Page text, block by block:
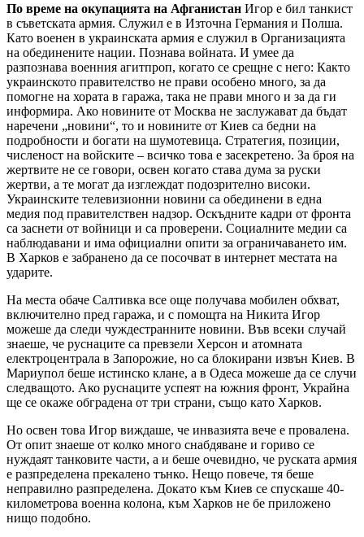
По време на окупацията на Афганистан Игор е бил танкист
в съветската армия. Служил е в Източна Германия и Полша.
Като военен в украинската армия е служил в Организацията
на обединените нации. Познава войната. И умее да
разпознава военния агитпроп, когато се срещне с него: Както
украинското правителство не прави особено много, за да
помогне на хората в гаража, така не прави много и за да ги
информира. Ако новините от Москва не заслужават да бъдат
наречени „новини“, то и новините от Киев са бедни на
подробности и богати на шумотевица. Стратегия, позиции,
численост на войските – всичко това е засекретено. За броя на
жертвите не се говори, освен когато става дума за руски
жертви, а те могат да изглеждат подозрително високи.
Украинските телевизионни новини са обединени в една
медия под правителствен надзор. Оскъдните кадри от фронта
са заснети от войници и са проверени. Социалните медии са
наблюдавани и има официални опити за ограничаването им.
В Харков е забранено да се посочват в интернет местата на
ударите.
На места обаче Салтивка все още получава мобилен обхват,
включително пред гаража, и с помощта на Никита Игор
можеше да следи чуждестранните новини. Във всеки случай
знаеше, че руснаците са превзели Херсон и атомната
електроцентрала в Запорожие, но са блокирани извън Киев. В
Мариупол беше истинско клане, а в Одеса можеше да се случи
следващото. Ако руснаците успеят на южния фронт, Украйна
ще се окаже обградена от три страни, също като Харков.
Но освен това Игор виждаше, че инвазията вече е провалена.
От опит знаеше от колко много снабдяване и гориво се
нуждаят танковите части, а и беше очевидно, че руската армия
е разпределена прекалено тънко. Нещо повече, тя беше
неправилно разпределена. Докато към Киев се спускаше 40-
километрова военна колона, към Харков не бе приложено
нищо подобно.